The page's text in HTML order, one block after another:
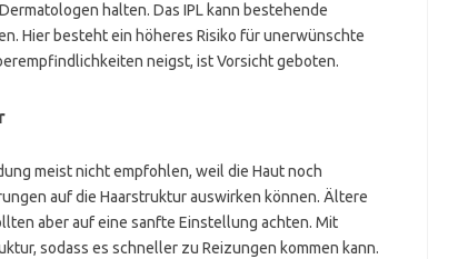
halten. Das IPL kann bestehende
Hier besteht ein höheres Risiko für unerwünschte
neigst, ist Vorsicht geboten.
meist nicht empfohlen, weil die Haut noch
auf die Haarstruktur auswirken können. Ältere
aber auf eine sanfte Einstellung achten. Mit
sodass es schneller zu Reizungen kommen kann.